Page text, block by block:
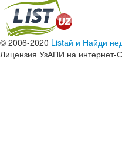
© 2006-2020 Listай и Найди
Лицензия УзАПИ на